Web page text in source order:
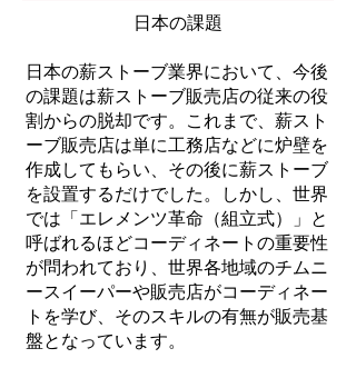
日本の課題
日本の薪ストーブ業界において、今後
の課題は薪ストーブ販売店の従来の役
割からの脱却です。これまで、薪スト
ーブ販売店は単に工務店などに炉壁を
作成してもらい、その後に薪ストーブ
を設置するだけでした。しかし、世界
では「エレメンツ革命（組立式）」と
呼ばれるほどコーディネートの重要性
が問われており、世界各地域のチムニ
ースイーパーや販売店がコーディネー
トを学び、そのスキルの有無が販売基
盤となっています。